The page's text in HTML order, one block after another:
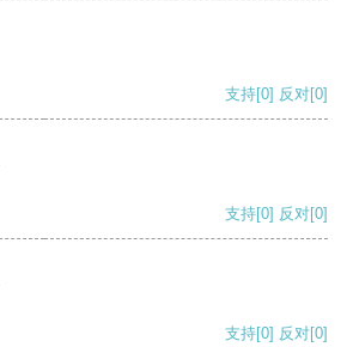
支持[0] 反对[0]
支持[0] 反对[0]
支持[0] 反对[0]